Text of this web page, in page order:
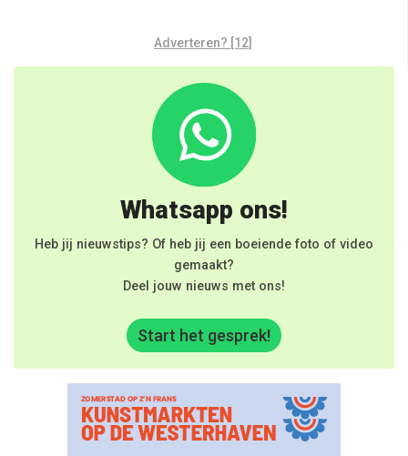
Adverteren? [12]
Whatsapp ons!
Heb jij nieuwstips? Of heb jij een boeiende foto of video
gemaakt?
Deel jouw nieuws met ons!
Start het gesprek!